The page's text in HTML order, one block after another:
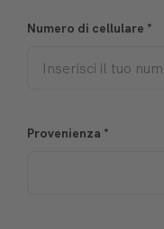
Numero di cellulare *
Provenienza *